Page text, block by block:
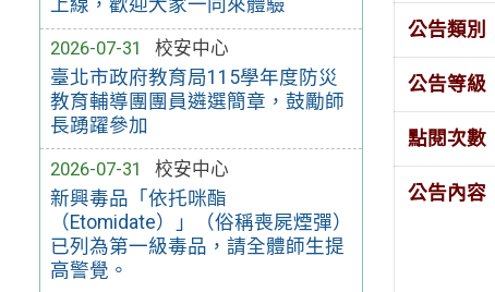
上線，歡迎大家一同來體驗
2026-07-31
校安中心
臺北市政府教育局115學年度防災
教育輔導團團員遴選簡章，鼓勵師
長踴躍參加
2026-07-31
校安中心
新興毒品「依托咪酯
（Etomidate）」（俗稱喪屍煙彈）
已列為第一級毒品，請全體師生提
高警覺。
公告類別
公告等級
點閱次數
公告內容